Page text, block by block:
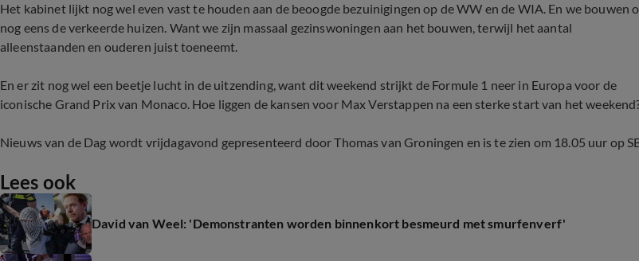
Het kabinet lijkt nog wel even vast te houden aan de beoogde bezuinigingen op de WW en de WIA. En we bouwen
nog eens de verkeerde huizen. Want we zijn massaal gezinswoningen aan het bouwen, terwijl het aantal
alleenstaanden en ouderen juist toeneemt.
En er zit nog wel een beetje lucht in de uitzending, want dit weekend strijkt de Formule 1 neer in Europa voor de
iconische Grand Prix van Monaco. Hoe liggen de kansen voor Max Verstappen na een sterke start van het
Nieuws van de Dag wordt vrijdagavond gepresenteerd door Thomas van Groningen en is te zien om 18.05 uur op
Lees ook
David van Weel: 'Demonstranten worden binnenkort besmeurd met smurfenverf'